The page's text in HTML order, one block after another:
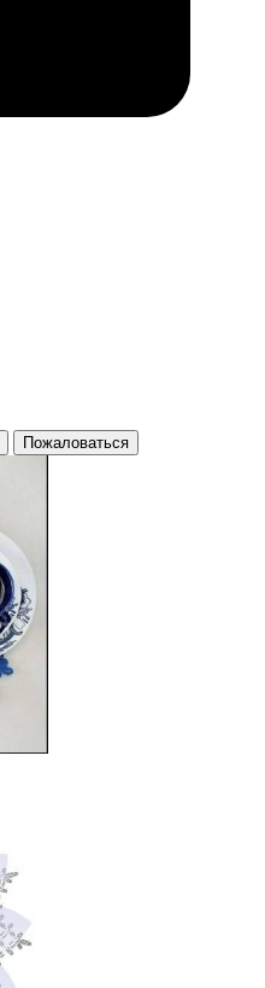
Пожаловаться